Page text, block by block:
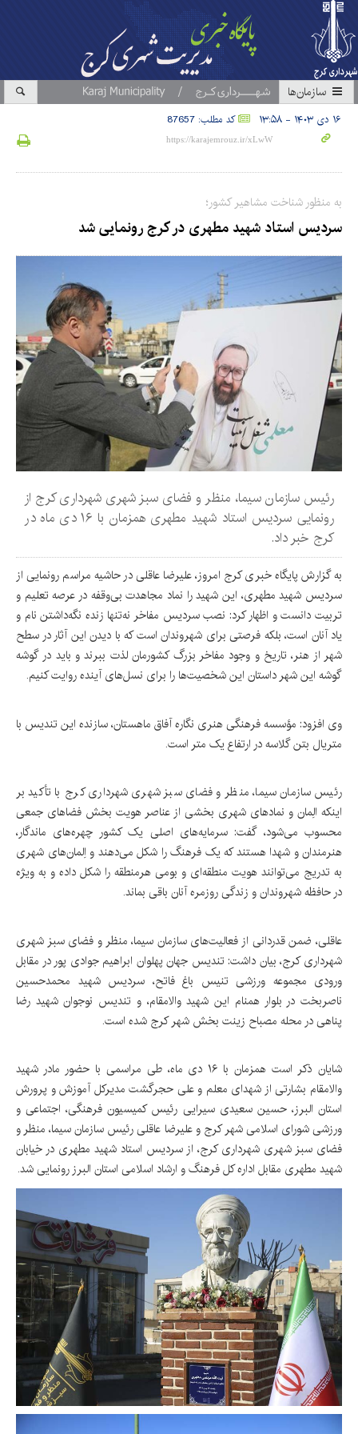
سازمان‎ها
۱۶ دی ۱۴۰۳ - ۱۳:۵۸ کد مطلب: 87657
به منظور شناخت مشاهیر کشور؛
سردیس استاد شهید مطهری در کرج رونمایی شد
رئیس سازمان سیما، منظر و فضای سبز شهری شهرداری کرج از
رونمایی سردیس استاد شهید مطهری همزمان با ۱۶ دی ماه در
کرج خبر داد.
به گزارش پایگاه خبری کرج امروز، علیرضا عاقلی در حاشیه مراسم رونمایی از
سردیس شهید مطهری، این شهید را نماد مجاهدت بی‌وقفه در عرصه تعلیم و
تربیت دانست و اظهار کرد: نصب سردیس مفاخر نه‌تنها زنده نگه‌داشتن نام و
یاد آنان است، بلکه فرصتی برای شهروندان است که با دیدن این آثار در سطح
شهر از هنر، تاریخ و وجود مفاخر بزرگ کشورمان لذت ببرند و باید در گوشه
گوشه این شهر داستان این شخصیت‌ها را برای نسل‌های آینده روایت کنیم.
وی افزود: مؤسسه فرهنگی هنری نگاره آفاق ماهستان، سازنده این تندیس با
متریال بتن گلاسه در ارتفاع یک متر است.
رئیس سازمان سیما، منظر و فضای سبز شهری شهرداری کرج با تأکید بر
اینکه الِمان و نمادهای شهری بخشی از عناصر هویت بخش فضاهای جمعی
محسوب می‌شود، گفت: سرمایه‌های اصلی یک کشور چهره‌های ماندگار،
هنرمندان و شهدا هستند که یک فرهنگ را شکل می‌دهند و اِلمان‌های شهری
به تدریج می‌توانند هویت منطقه‌ای و بومی هرمنطقه را شکل داده و به ویژه
در حافظه شهروندان و زندگی روزمره آنان باقی بماند.
عاقلی، ضمن قدردانی از فعالیت‌های سازمان سیما، منظر و فضای سبز شهری
شهرداری کرج، بیان داشت: تندیس جهان پهلوان ابراهیم جوادی پور در مقابل
ورودی مجموعه ورزشی تنیس باغ فاتح، سردیس شهید محمدحسین
ناصربخت در بلوار همنام این شهید والامقام، و تندیس نوجوان شهید رضا
پناهی در محله مصباح زینت بخش شهر کرج شده است.
شایان ذکر است همزمان با ۱۶ دی ماه، طی مراسمی با حضور مادر شهید
والامقام بشارتی از شهدای معلم و علی حجرگشت مدیرکل آموزش و پرورش
استان البرز، حسین سعیدی سیرایی رئیس کمیسیون فرهنگی، اجتماعی و
ورزشی شورای اسلامی شهر کرج و علیرضا عاقلی رئیس سازمان سیما، منظر و
فضای سبز شهری شهرداری کرج، از سردیس استاد شهید مطهری در خیابان
شهید مطهری مقابل اداره کل فرهنگ و ارشاد اسلامی استان البرز رونمایی شد.